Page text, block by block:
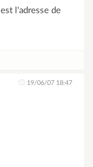
l'adresse de
19/06/07 18:47